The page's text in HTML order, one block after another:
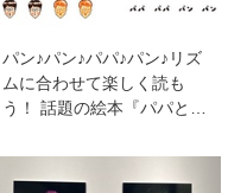
パン♪パン♪パパ♪パン♪リズ
ムに合わせて楽しく読も
う！ 話題の絵本『パパとパ
ット・サニーブックスさん
に聞く子育てと絵本づくり